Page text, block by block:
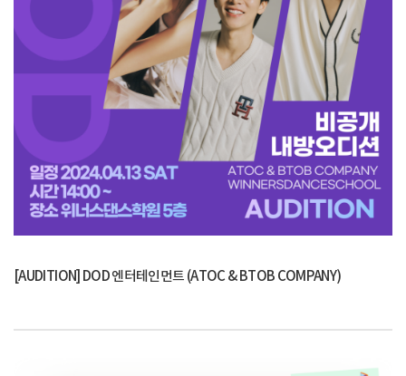
[AUDITION] DOD 엔터테인먼트 (ATOC & BTOB COMPANY)